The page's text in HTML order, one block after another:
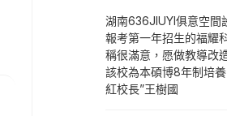
湖南636JIUYI俱意空間
報考第一年招生的福耀
稱很滿意，愿做教導改
該校為本碩博8年制培
紅校長”王樹國